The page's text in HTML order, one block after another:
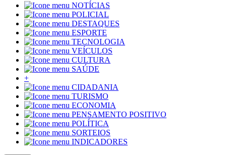
NOTÍCIAS
POLICIAL
DESTAQUES
ESPORTE
TECNOLOGIA
VEÍCULOS
CULTURA
SAÚDE
+
CIDADANIA
TURISMO
ECONOMIA
PENSAMENTO POSITIVO
POLÍTICA
SORTEIOS
INDICADORES